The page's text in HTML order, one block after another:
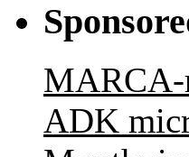
MARCA-
ADK